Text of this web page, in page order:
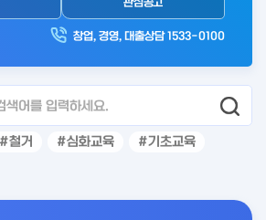
창업, 경영, 대출상담 1533-0100
철거 심화교육
기초교육